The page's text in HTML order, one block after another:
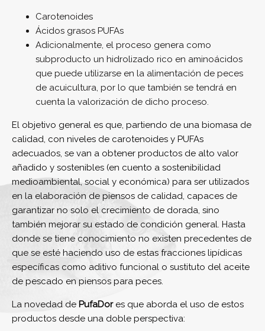
Carotenoides
Ácidos grasos PUFAs
Adicionalmente, el proceso genera como
subproducto un hidrolizado rico en aminoácidos
que puede utilizarse en la alimentación de peces
de acuicultura, por lo que también se tendrá en
cuenta la valorización de dicho proceso.
El objetivo general es que, partiendo de una biomasa de
calidad, con niveles de carotenoides y PUFAs
adecuados, se van a obtener productos de alto valor
añadido y sostenibles (en cuento a sostenibilidad
medioambiental, social y económica) para ser utilizados
en la elaboración de piensos de calidad, capaces de
garantizar no solo el crecimiento de dorada, sino
también mejorar su estado de condición general. Hasta
donde se tiene conocimiento no existen precedentes de
que se esté haciendo uso de estas fracciones lipídicas
específicas como aditivo funcional o sustituto del aceite
de pescado en piensos para peces.
La novedad de PufaDores que aborda el uso de estos
productos desde una doble perspectiva: